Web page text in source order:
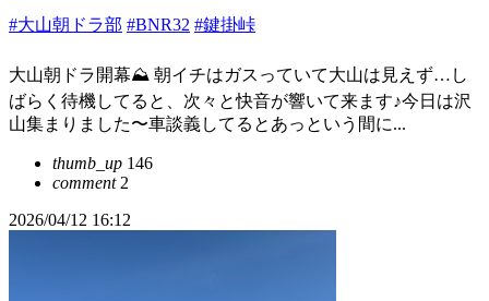
#大山朝ドラ部 #BNR32 #鍵掛峠
大山朝ドラ開幕⛰️ 朝イチはガスっていて大山は見えず…し
ばらく待機してると、次々と快音が響いて来ます♪今日は沢
山集まりました〜車談義してるとあっという間に...
thumb_up 146
comment2
2026/04/12 16:12